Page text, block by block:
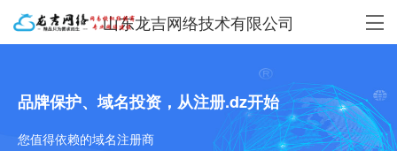
山东龙吉网络技术有限公司
品牌保护、域名投资，从注册.dz开始
您值得依赖的域名注册商